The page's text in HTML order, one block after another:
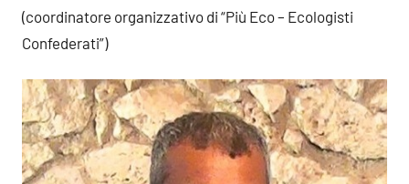
(coordinatore organizzativo di “Più Eco – Ecologisti
Confederati”)